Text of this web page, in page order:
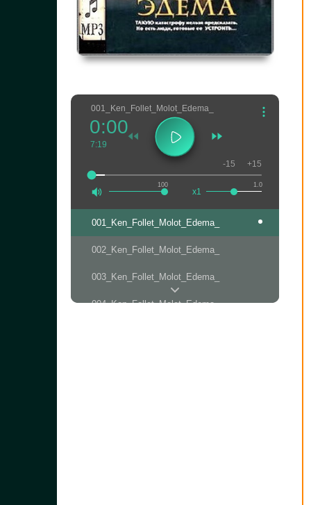
001_Ken_Follet_Molot_Edema_
100
0:00
7:19
1.0
x1
-15 +15
001_Ken_Follet_Molot_Edema_
002_Ken_Follet_Molot_Edema_
003_Ken_Follet_Molot_Edema_
004_Ken_Follet_Molot_Edema_